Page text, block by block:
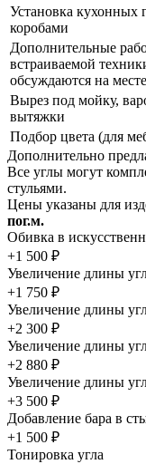
Установка кухонных
коробами
Дополнительные
встраиваемой
обсуждаются на месте
Вырез под мойку,
вытяжки
Подбор цвета (для
Дополнительно
Все углы могут
стульями.
Цены указаны для
пог.м.
Обивка в
+1 500 ₽
Увеличение длины
+1 750 ₽
Увеличение длины
+2 300 ₽
Увеличение длины
+2 880 ₽
Увеличение длины
+3 500 ₽
Добавление бара в
+1 500 ₽
Тонировка угла